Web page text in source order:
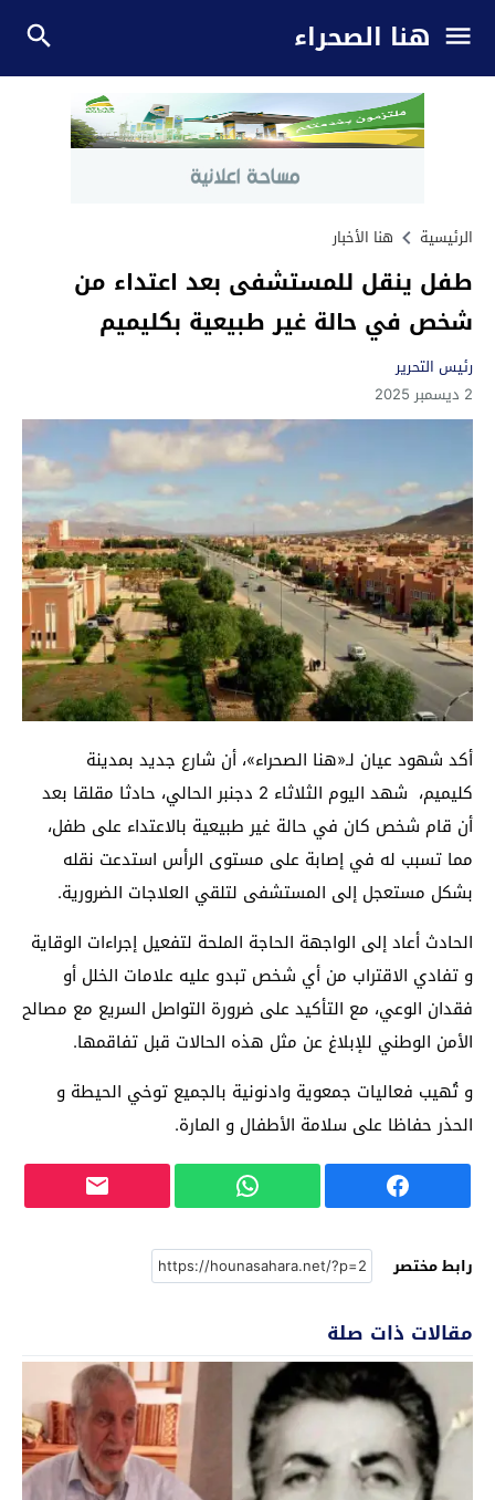
هنا الصحراء
الرئيسية هنا الأخبار
طفل ينقل للمستشفى بعد اعتداء من
شخص في حالة غير طبيعية بكليميم
رئيس التحرير
2 ديسمبر 2025
أكد شهود عيان لـ«هنا الصحراء»، أن شارع جديد بمدينة
كليميم، شهد اليوم الثلاثاء 2 دجنبر الحالي، حادثا مقلقا بعد
أن قام شخص كان في حالة غير طبيعية بالاعتداء على طفل،
مما تسبب له في إصابة على مستوى الرأس استدعت نقله
بشكل مستعجل إلى المستشفى لتلقي العلاجات الضرورية.
الحادث أعاد إلى الواجهة الحاجة الملحة لتفعيل إجراءات الوقاية
و تفادي الاقتراب من أي شخص تبدو عليه علامات الخلل أو
فقدان الوعي، مع التأكيد على ضرورة التواصل السريع مع مصالح
الأمن الوطني للإبلاغ عن مثل هذه الحالات قبل تفاقمها.
و تُهيب فعاليات جمعوية وادنونية بالجميع توخي الحيطة و
الحذر حفاظا على سلامة الأطفال و المارة.
رابط مختصر
مقالات ذات صلة